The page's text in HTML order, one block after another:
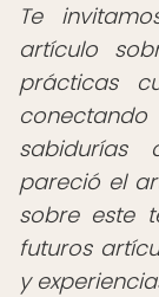
Te
artículo
prácticas
sabidurías
pareció el
sobre este
futuros
y